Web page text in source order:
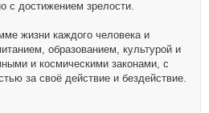
с достижением зрелости.
жизни каждого человека и
образованием, культурой и
и космическими законами, с
за своё действие и бездействие.